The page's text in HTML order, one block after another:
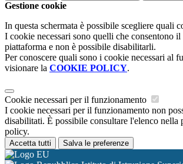
Gestione cookie
In questa schermata è possibile scegliere quali
I cookie necessari sono quelli che consentono
piattaforma e non è possibile disabilitarli.
Per conoscere quali sono i cookie necessari al
visionare la COOKIE POLICY.
Cookie necessari per il funzionamento
I cookie necessari per il funzionamento non
disabilitati. È possibile consultare l'elenco nella
policy.
Accetta tutti Salva le preferenze